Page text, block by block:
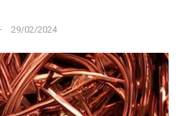
29/02/2024